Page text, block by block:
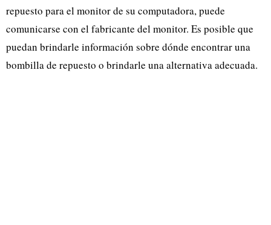
repuesto para el monitor de su computadora, puede
comunicarse con el fabricante del monitor. Es posible que
puedan brindarle información sobre dónde encontrar una
bombilla de repuesto o brindarle una alternativa adecuada.